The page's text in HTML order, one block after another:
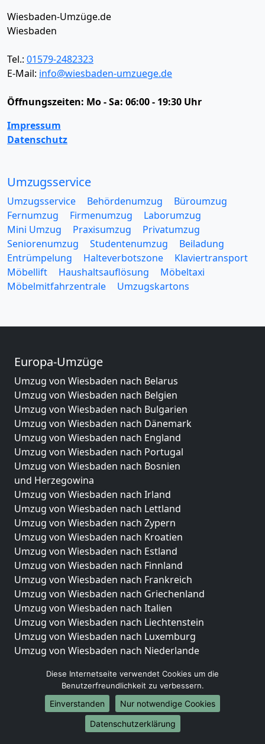
Wiesbaden-Umzüge.de
Wiesbaden
Tel.: 01579-2482323
E-Mail: info@wiesbaden-umzuege.de
Öffnungszeiten: Mo - Sa: 06:00 - 19:30 Uhr
Impressum
Datenschutz
Umzugsservice
Umzugsservice Behördenumzug
Büroumzug
Fernumzug
Firmenumzug
Laborumzug
Mini Umzug
Praxisumzug
Privatumzug
Seniorenumzug
Studentenumzug
Beiladung
Entrümpelung
Halteverbotszone
Klaviertransport
Möbellift
Haushaltsauflösung
Möbeltaxi
Möbelmitfahrzentrale
Umzugskartons
Europa-Umzüge
Umzug von Wiesbaden nach Belarus
Umzug von Wiesbaden nach Belgien
Umzug von Wiesbaden nach Bulgarien
Umzug von Wiesbaden nach Dänemark
Umzug von Wiesbaden nach England
Umzug von Wiesbaden nach Portugal
Umzug von Wiesbaden nach Bosnien
und Herzegowina
Umzug von Wiesbaden nach Irland
Umzug von Wiesbaden nach Lettland
Umzug von Wiesbaden nach Zypern
Umzug von Wiesbaden nach Kroatien
Umzug von Wiesbaden nach Estland
Umzug von Wiesbaden nach Finnland
Umzug von Wiesbaden nach Frankreich
Umzug von Wiesbaden nach Griechenland
Umzug von Wiesbaden nach Italien
Umzug von Wiesbaden nach Liechtenstein
Umzug von Wiesbaden nach Luxemburg
Umzug von Wiesbaden nach Niederlande
Umzüge-Deutschlandweit
Umzug von Wiesbaden nach Berlin
Umzug von Wiesbaden nach Hamburg
Umzug von Wiesbaden nach München
Diese Internetseite verwendet Cookies um die
Benutzerfreundlichkeit zu verbessern.
Einverstanden
Nur notwendige Cookies
Datenschutzerklärung